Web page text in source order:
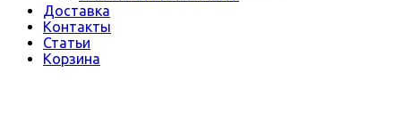
Доставка
Контакты
Статьи
Корзина